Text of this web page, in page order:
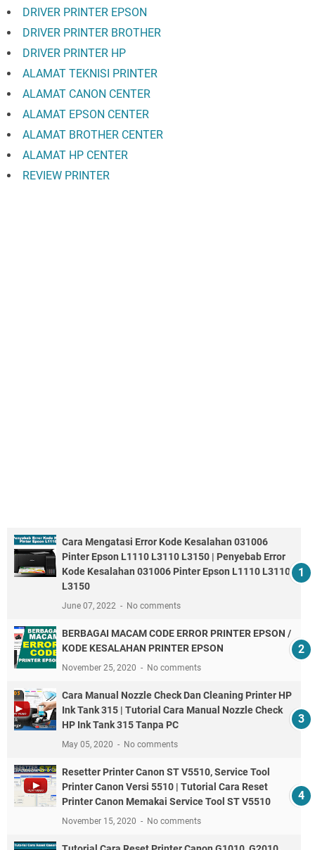
DRIVER PRINTER EPSON
DRIVER PRINTER BROTHER
DRIVER PRINTER HP
ALAMAT TEKNISI PRINTER
ALAMAT CANON CENTER
ALAMAT EPSON CENTER
ALAMAT BROTHER CENTER
ALAMAT HP CENTER
REVIEW PRINTER
Cara Mengatasi Error Kode Kesalahan 031006
Pinter Epson L1110 L3110 L3150 | Penyebab Error
Kode Kesalahan 031006 Pinter Epson L1110 L3110
L3150
June 07, 2022 No comments
BERBAGAI MACAM CODE ERROR PRINTER EPSON /
KODE KESALAHAN PRINTER EPSON
November 25, 2020 No comments
Cara Manual Nozzle Check Dan Cleaning Printer HP
Ink Tank 315 | Tutorial Cara Manual Nozzle Check
HP Ink Tank 315 Tanpa PC
May 05, 2020 No comments
Resetter Printer Canon ST V5510, Service Tool
Printer Canon Versi 5510 | Tutorial Cara Reset
Printer Canon Memakai Service Tool ST V5510
November 15, 2020 No comments